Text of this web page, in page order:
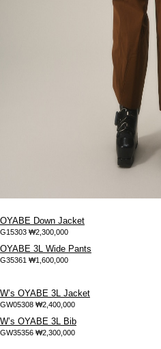
OYABE Down Jacket
G15303 ₩2,300,000
OYABE 3L Wide Pants
G35361 ₩1,600,000
W’s OYABE 3L Jacket
GW05308 ₩2,400,000
W’s OYABE 3L Bib
GW35356 ₩2,300,000